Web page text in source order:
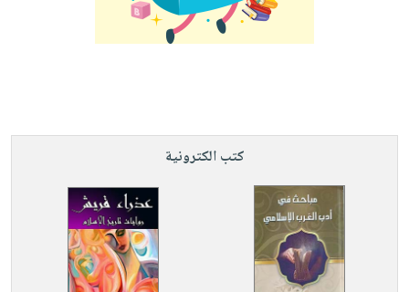
كتب الكترونية